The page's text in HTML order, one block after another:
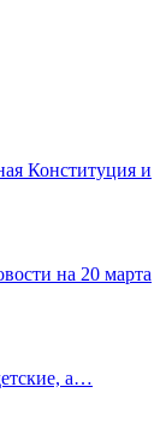
Конституция и
на 20 марта
а…